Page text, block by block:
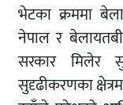
भेटका क्रममा
नेपाल र
सरकार मिलेर
सुदृढीकरणका